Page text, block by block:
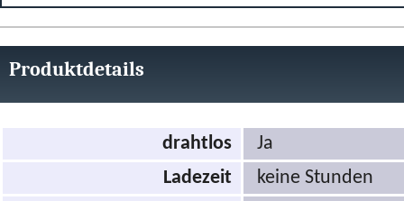
Produktdetails
drahtlos
Ja
Ladezeit
keine Stunden